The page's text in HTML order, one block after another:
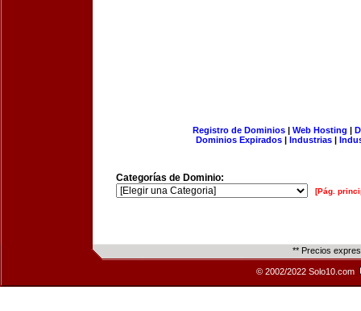
Registro de Dominios| Web Hosting |
Dominios Expirados | Industrias |
Categorías de Dominio:
[Pág.
** Precios
© 2002/2022 Solo10.com